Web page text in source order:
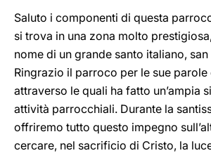
Saluto i componenti di questa
si trova in una zona molto
nome di un grande santo italiano,
Ringrazio il parroco per le sue parole
attraverso le quali ha fatto un’ampia
attività parrocchiali. Durante la
offriremo tutto questo impegno
cercare, nel sacrificio di Cristo, la